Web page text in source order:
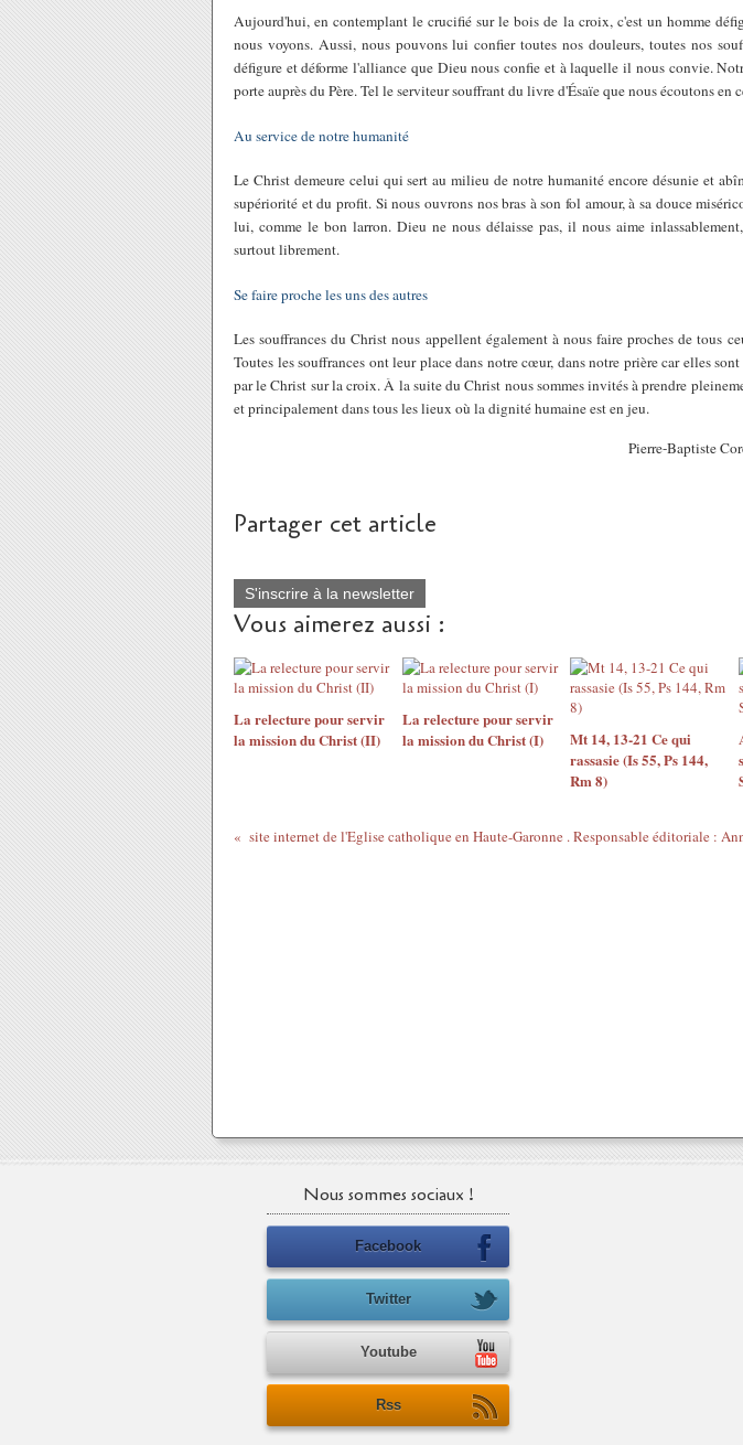
Aujourd'hui, en contemplant le crucifié sur le bois de la croix, c'est un homme
nous voyons. Aussi, nous pouvons lui confier toutes nos douleurs, toutes nos
défigure et déforme l'alliance que Dieu nous confie et à laquelle il nous convie.
porte auprès du Père. Tel le serviteur souffrant du livre d'Ésaïe que nous écoutons en
Au service de notre humanité
Le Christ demeure celui qui sert au milieu de notre humanité encore désunie et
supériorité et du profit. Si nous ouvrons nos bras à son fol amour, à sa douce
lui, comme le bon larron. Dieu ne nous délaisse pas, il nous aime
surtout librement.
Se faire proche les uns des autres
Les souffrances du Christ nous appellent également à nous faire proches de tous
Toutes les souffrances ont leur place dans notre cœur, dans notre prière car elles sont
par le Christ sur la croix. À la suite du Christ nous sommes invités à prendre
et principalement dans tous les lieux où la dignité humaine est en jeu.
Pierre-Baptiste
Partager cet article
S'inscrire à la newsletter
Vous aimerez aussi :
La relecture pour servir
la mission du Christ (II)
La relecture pour servir
la mission du Christ (I)
Mt 14, 13-21 Ce qui
rassasie (Is 55, Ps 144,
Rm 8)
Nous sommes sociaux !
Facebook
Twitter
Youtube
Rss